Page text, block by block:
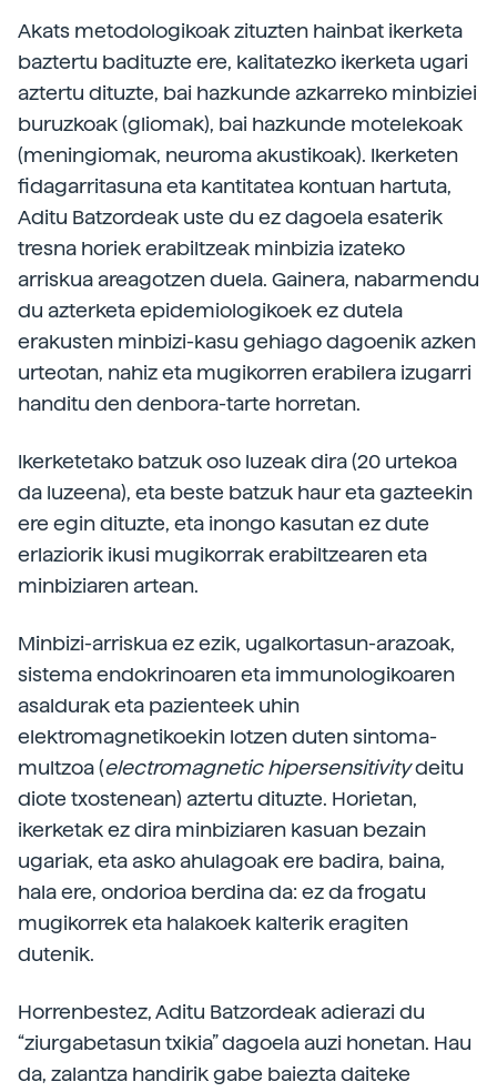
Akats metodologikoak zituzten hainbat ikerketa
baztertu badituzte ere, kalitatezko ikerketa ugari
aztertu dituzte, bai hazkunde azkarreko minbiziei
buruzkoak (gliomak), bai hazkunde motelekoak
(meningiomak, neuroma akustikoak). Ikerketen
fidagarritasuna eta kantitatea kontuan hartuta,
Aditu Batzordeak uste du ez dagoela esaterik
tresna horiek erabiltzeak minbizia izateko
arriskua areagotzen duela. Gainera, nabarmendu
du azterketa epidemiologikoek ez dutela
erakusten minbizi-kasu gehiago dagoenik azken
urteotan, nahiz eta mugikorren erabilera izugarri
handitu den denbora-tarte horretan.
Ikerketetako batzuk oso luzeak dira (20 urtekoa
da luzeena), eta beste batzuk haur eta gazteekin
ere egin dituzte, eta inongo kasutan ez dute
erlaziorik ikusi mugikorrak erabiltzearen eta
minbiziaren artean.
Minbizi-arriskua ez ezik, ugalkortasun-arazoak,
sistema endokrinoaren eta immunologikoaren
asaldurak eta pazienteek uhin
elektromagnetikoekin lotzen duten sintoma-
multzoa (electromagnetic hipersensitivitydeitu
diote txostenean) aztertu dituzte. Horietan,
ikerketak ez dira minbiziaren kasuan bezain
ugariak, eta asko ahulagoak ere badira, baina,
hala ere, ondorioa berdina da: ez da frogatu
mugikorrek eta halakoek kalterik eragiten
dutenik.
Horrenbestez, Aditu Batzordeak adierazi du
“ziurgabetasun txikia” dagoela auzi honetan. Hau
da, zalantza handirik gabe baiezta daiteke